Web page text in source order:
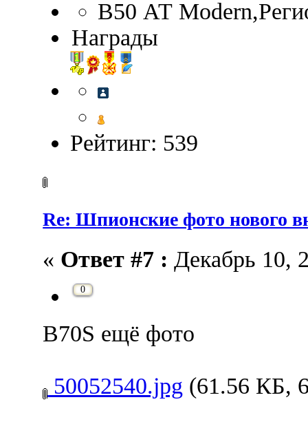
B50 АТ
Награды
Рейтинг: 539
Re: Шпионские фото нового
« Ответ #7 : Декабрь 10,
0
B70S ещё фото
50052540.jpg (61.56 КБ,